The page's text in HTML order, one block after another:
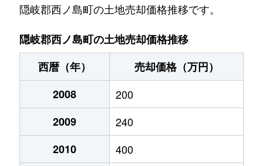
隠岐郡西ノ島町の土地売却価格推移です。
隠岐郡西ノ島町の土地売却価格推移
西暦（年）
売却価格（万円）
2008
200
2009
240
2010
400